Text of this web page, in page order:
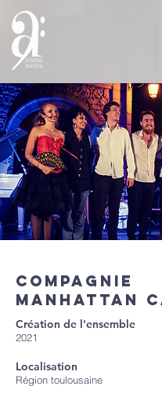
COMPAGNIE
MANHATTAN
Création de l'ensemble
2021
Localisation
Région toulousaine